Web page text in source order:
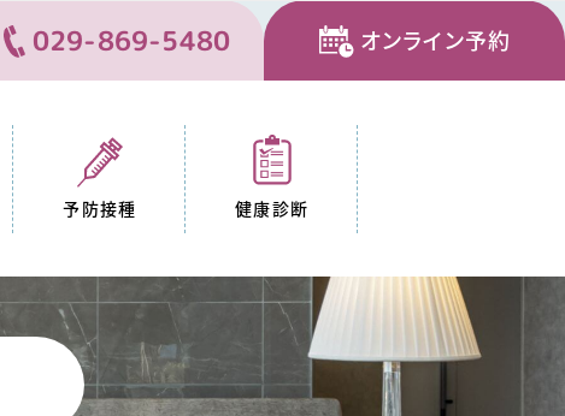
029-869-5480 オンライン予約
予防接種 健康診断